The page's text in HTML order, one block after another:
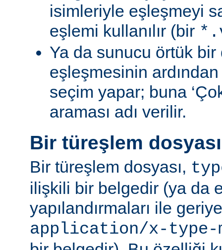
isimleriyle eşleşmeyi
eşlemi kullanılır (bir
Ya da sunucu örtük bir
eşleşmesinin
seçim yapar; buna
araması adı verilir.
Bir türeşlem
Bir türeşlem dosyası,
ilişkili bir belgedir (ya da
yapılandırmaları ile
application/x-type-